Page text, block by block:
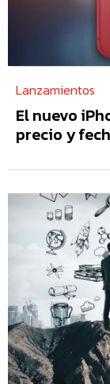
Lanzamientos
El nuevo
precio y